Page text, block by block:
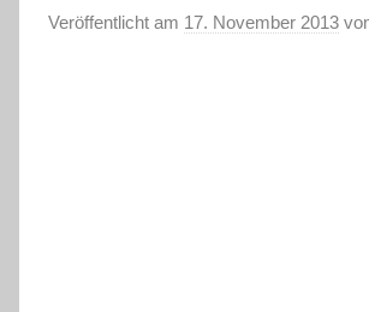
Veröffentlicht am 17. November 2013